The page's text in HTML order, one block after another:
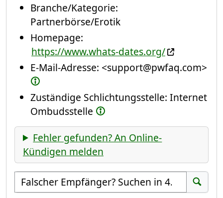
Branche/Kategorie:
Partnerbörse/Erotik
Homepage:
https://www.whats-dates.org/
E-Mail-Adresse: <support@pwfaq.com>
Zuständige Schlichtungsstelle: Internet
Ombudsstelle
Fehler gefunden? An Online-
Kündigen melden
Empfänger suchen
Suchen